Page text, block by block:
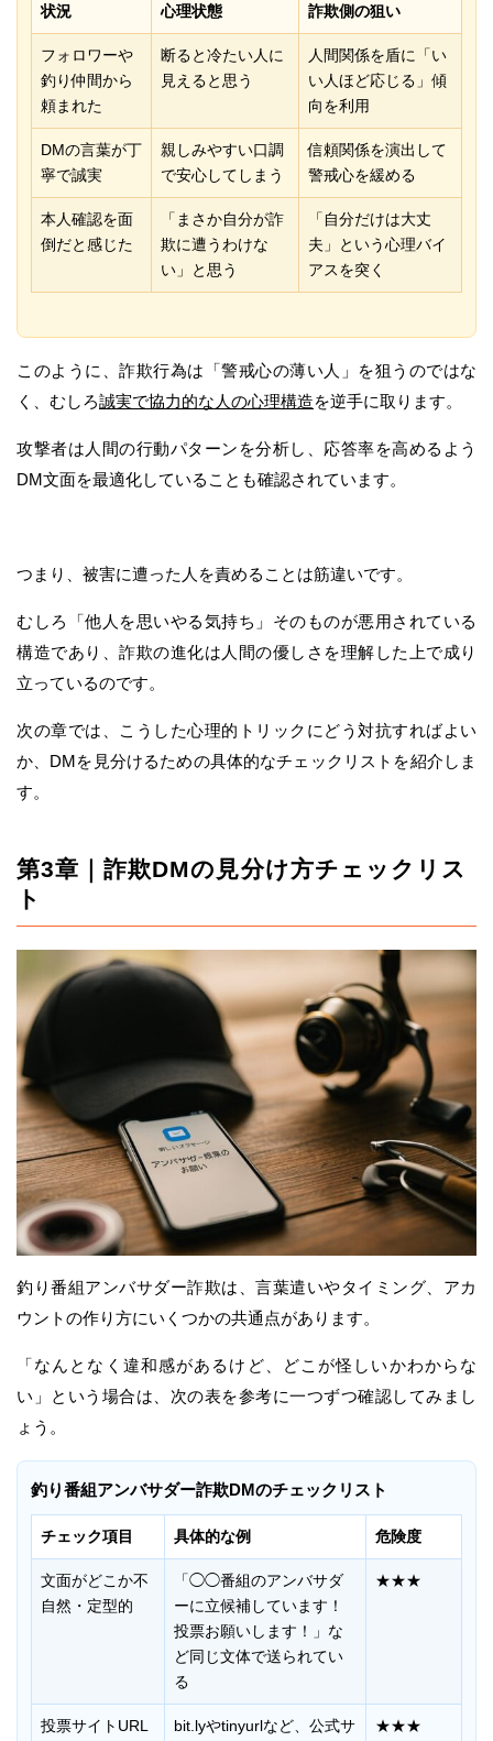
状況 心理状態 詐欺側の狙い
フォロワーや
釣り仲間から
頼まれた
断ると冷たい人に
見えると思う
人間関係を盾に「い
い人ほど応じる」傾
向を利用
DMの言葉が丁
寧で誠実
親しみやすい口調
で安心してしまう
信頼関係を演出して
警戒心を緩める
本人確認を面
倒だと感じた
「まさか自分が詐
欺に遭うわけな
い」と思う
「自分だけは大丈
夫」という心理バイ
アスを突く
このように、詐欺行為は「警戒心の薄い人」を狙うのではな
く、むしろ誠実で協力的な人の心理構造を逆手に取ります。
攻撃者は人間の行動パターンを分析し、応答率を高めるよう
DM文面を最適化していることも確認されています。
つまり、被害に遭った人を責めることは筋違いです。
むしろ「他人を思いやる気持ち」そのものが悪用されている
構造であり、詐欺の進化は人間の優しさを理解した上で成り
立っているのです。
次の章では、こうした心理的トリックにどう対抗すればよい
か、DMを見分けるための具体的なチェックリストを紹介しま
す。
第3章｜詐欺DMの見分け方チェックリス
ト
釣り番組アンバサダー詐欺は、言葉遣いやタイミング、アカ
ウントの作り方にいくつかの共通点があります。
「なんとなく違和感があるけど、どこが怪しいかわからな
い」という場合は、次の表を参考に一つずつ確認してみまし
ょう。
釣り番組アンバサダー詐欺DMのチェックリスト
チェック項目 具体的な例 危険度
文面がどこか不
自然・定型的
「◯◯番組のアンバサダ
ーに立候補しています！
投票お願いします！」な
ど同じ文体で送られてい
る
★★★
投票サイトURL
bit.lyやtinyurlなど、公式サ
★★★